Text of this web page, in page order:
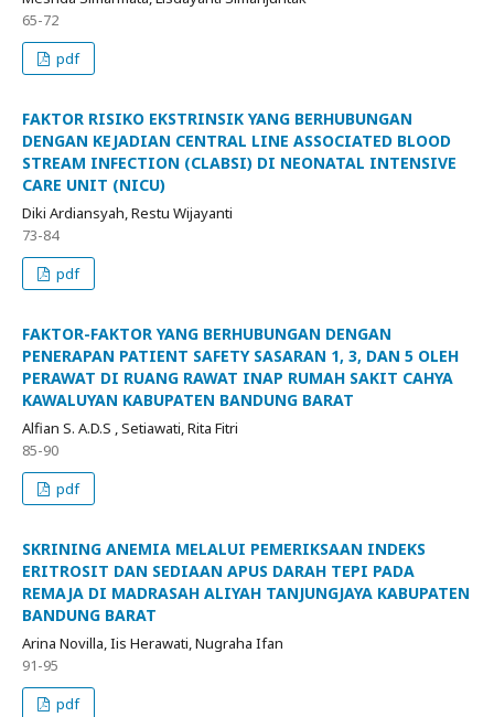
65-72
pdf
FAKTOR RISIKO EKSTRINSIK YANG BERHUBUNGAN
DENGAN KEJADIAN CENTRAL LINE ASSOCIATED BLOOD
STREAM INFECTION (CLABSI) DI NEONATAL INTENSIVE
CARE UNIT (NICU)
Diki Ardiansyah, Restu Wijayanti
73-84
pdf
FAKTOR-FAKTOR YANG BERHUBUNGAN DENGAN
PENERAPAN PATIENT SAFETY SASARAN 1, 3, DAN 5 OLEH
PERAWAT DI RUANG RAWAT INAP RUMAH SAKIT CAHYA
KAWALUYAN KABUPATEN BANDUNG BARAT
Alfian S. A.D.S , Setiawati, Rita Fitri
85-90
pdf
SKRINING ANEMIA MELALUI PEMERIKSAAN INDEKS
ERITROSIT DAN SEDIAAN APUS DARAH TEPI PADA
REMAJA DI MADRASAH ALIYAH TANJUNGJAYA KABUPATEN
BANDUNG BARAT
Arina Novilla, Iis Herawati, Nugraha Ifan
91-95
pdf